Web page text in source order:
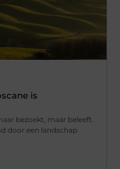
is
bezoekt, maar beleeft.
door een landschap